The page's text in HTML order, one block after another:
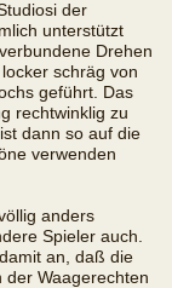
der
unterstützt
Drehen
schräg von
geführt. Das
rechtwinklig zu
dann so auf die
verwenden
anders
Spieler auch.
an, daß die
Waagerechten